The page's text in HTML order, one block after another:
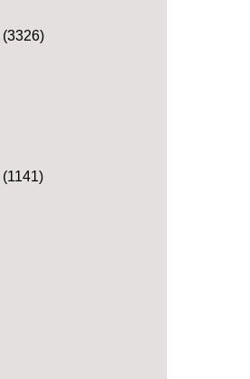
(3326)
(1141)